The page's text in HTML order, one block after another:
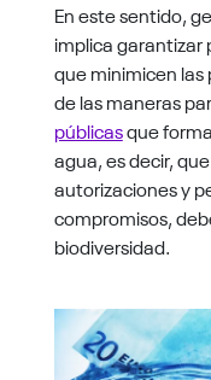
En este sentido,
implica garantizar
que minimicen las
de las maneras
públicasque
agua, es decir,
autorizaciones y
compromisos,
biodiversidad.